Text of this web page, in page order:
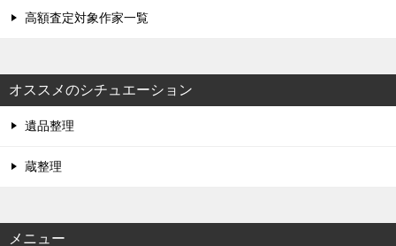
高額査定対象作家一覧
オススメのシチュエーション
遺品整理
蔵整理
メニュー